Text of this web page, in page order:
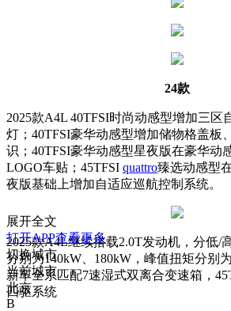
24款
2025款A4L 40TFSI时尚动感型增加三区
灯；40TFSI豪华动感型增加储物格盖板
识；40TFSI豪华动感型星夜版在豪华动
LOGO车贴；45TFSI quattro臻选动感型
夜版基础上增加自适应巡航控制系统。
2025款A4L继续搭载2.0T发动机，分低/
分别为140kW、180kW，峰值扭矩分别为
新车全系匹配7速湿式双离合变速箱，
四驱系统
展开全文
打开APP查看更多
切换城市
当前城市
北京
B